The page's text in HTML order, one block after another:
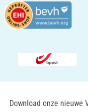
Download onze nieuwe